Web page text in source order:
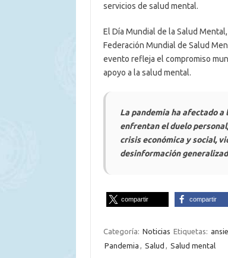
servicios de salud mental.
El Día Mundial de la Salud
Federación Mundial de Salud
evento refleja el compromiso
apoyo a la salud mental.
La pandemia ha afectado a
enfrentan el duelo
crisis económica y social,
desinformación
compartir compartir
Categoría: Noticias Etiquetas:
Pandemia
Salud Salud mental